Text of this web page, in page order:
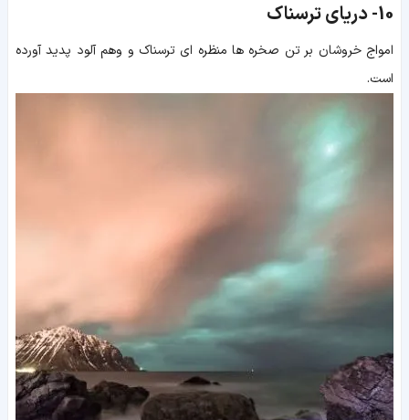
10- دریای ترسناک
امواج خروشان بر تن صخره ها منظره ای ترسناک و وهم آلود پدید آورده
است.